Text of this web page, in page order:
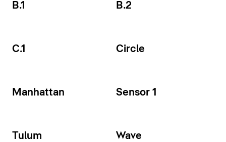
B.1 B.2
C.1 Circle
Manhattan Sensor 1
Tulum Wave